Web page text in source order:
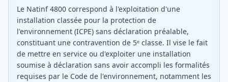
Le Natinf 4800 correspond à l'exploitation d'une
installation classée pour la protection de
l'environnement (ICPE) sans déclaration préalable,
constituant une contravention de 5ᵉ classe. Il vise le fait
de mettre en service ou d'exploiter une installation
soumise à déclaration sans avoir accompli les formalités
requises par le Code de l'environnement, notamment les